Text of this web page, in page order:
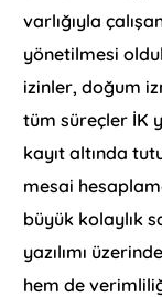
varlığıyla
yönetilmesi
izinler, doğum
tüm süreçler İK
kayıt altında
mesai
büyük kolaylık
yazılımı
hem de